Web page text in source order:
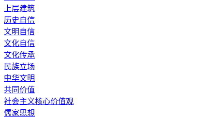
上层建筑
历史自信
文明自信
文化自信
文化传承
民族立场
中华文明
共同价值
社会主义核心价值观
儒家思想